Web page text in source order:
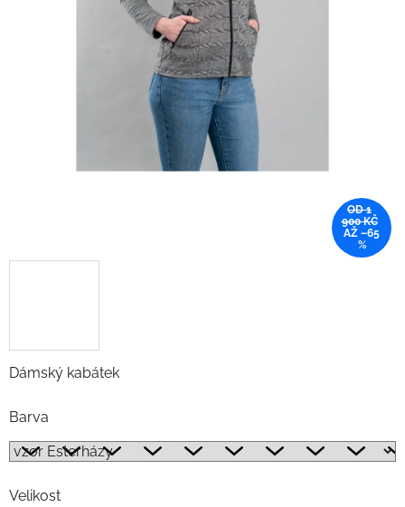
Dámský kabátek
Barva
Velikost
OD 1
900 KČ
AŽ –65
%